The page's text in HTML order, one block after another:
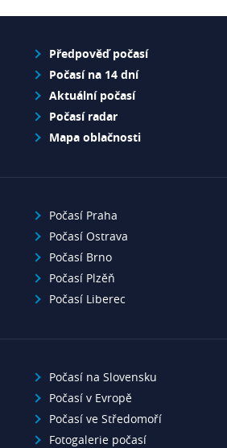
Předpověď počasí
Počasí na 14 dní
Aktuální počasí
Počasí radar
Mapa oblačnosti
Počasí Praha
Počasí Ostrava
Počasí Brno
Počasí Plzěň
Počasí Liberec
Počasí na Slovensku
Počasí v Evropě
Počasí ve Středomoří
Fotogalerie počasí